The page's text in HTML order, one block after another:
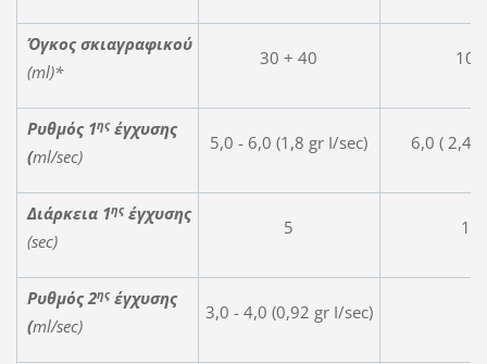
Όγκος σκιαγραφικού
(ml)*
30 + 40 102
Ρυθμός 1ηςέγχυσης
(ml/sec)
5,0 - 6,0 (1,8 gr I/sec) 6,0 ( 2,4
Διάρκεια 1ηςέγχυσης
(sec)
5 17
Ρυθμός 2ηςέγχυσης
(ml/sec)
3,0 - 4,0 (0,92 gr I/sec)